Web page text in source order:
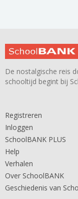
De nostalgische reis
schooltijd begint bij
Registreren
Inloggen
SchoolBANK PLUS
Help
Verhalen
Over SchoolBANK
Geschiedenis van